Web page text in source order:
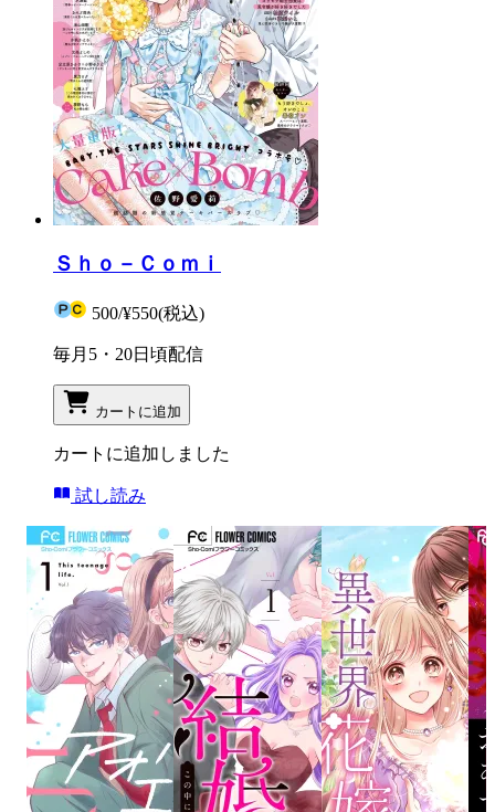
Ｓｈｏ－Ｃｏｍｉ
500/¥550(税込)
毎月5・20日頃配信
カートに追加
カートに追加しました
試し読み